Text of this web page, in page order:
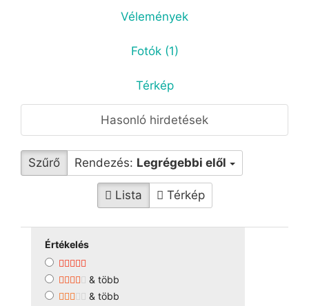
Vélemények
Fotók (1)
Térkép
Hasonló hirdetések
Szűrő Rendezés: Legrégebbi elől
Lista Térkép
Értékelés
& több
& több